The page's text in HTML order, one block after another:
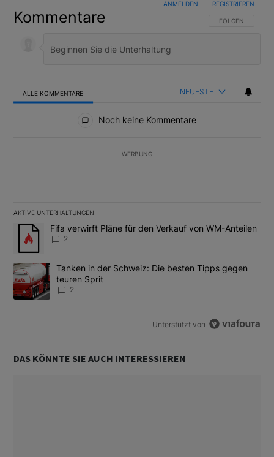
Kommentare FOLGE DIESER
FOLGEN
ANMELDEN REGISTRIEREN
ALLE KOMMENTARE NEUESTE
Noch keine Kommentare
WERBUNG
AKTIVE UNTERHALTUNGEN
Das Folgende ist eine Liste der am meisten kommentierten
Ein Trendartikel mit dem Titel "Fifa verwirft Pläne für den
Fifa verwirft Pläne für den Verkauf von WM-Anteilen
2
Ein Trendartikel mit dem Titel "Tanken in der Schweiz: Die
Tanken in der Schweiz: Die besten Tipps gegen
teuren Sprit
2
Unterstützt von
DAS KÖNNTE SIE AUCH INTERESSIEREN